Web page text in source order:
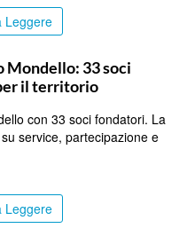
Leggere
Mondello: 33 soci
il territorio
con 33 soci fondatori. La
service, partecipazione e
Leggere